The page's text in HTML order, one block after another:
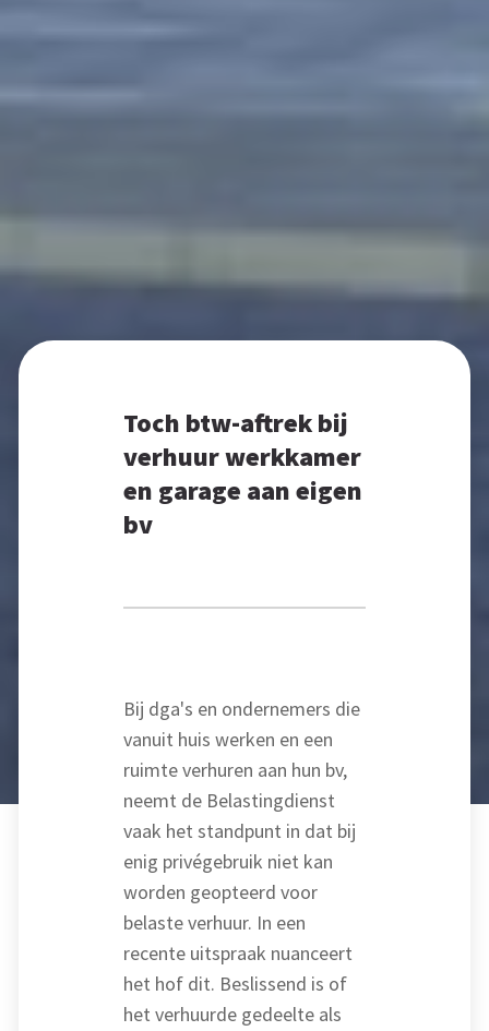
Toch btw-aftrek bij
verhuur werkkamer
en garage aan eigen
bv
Bij dga's en ondernemers die
vanuit huis werken en een
ruimte verhuren aan hun bv,
neemt de Belastingdienst
vaak het standpunt in dat bij
enig privégebruik niet kan
worden geopteerd voor
belaste verhuur. In een
recente uitspraak nuanceert
het hof dit. Beslissend is of
het verhuurde gedeelte als